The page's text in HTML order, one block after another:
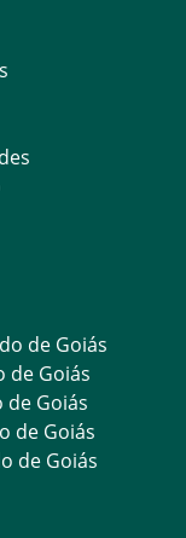
de Goiás
de Goiás
Goiás
de Goiás
de Goiás